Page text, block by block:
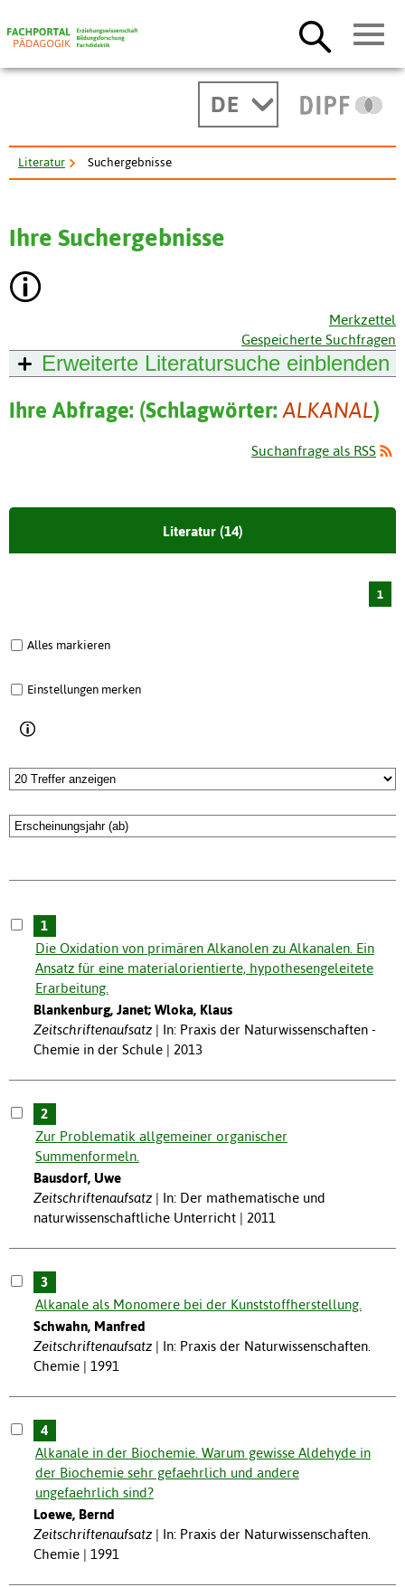
DE
Literatur Suchergebnisse
Ihre Suchergebnisse
Merkzettel
Gespeicherte Suchfragen
Erweiterte Literatursuche einblenden
Ihre Abfrage: (Schlagwörter: ALKANAL)
Suchanfrage als RSS
Literatur (14)
1
Alles markieren
Einstellungen merken
1
Die Oxidation von primären Alkanolen zu Alkanalen. Ein
Ansatz für eine materialorientierte, hypothesengeleitete
Erarbeitung.
Blankenburg, Janet; Wloka, Klaus
Zeitschriftenaufsatz
In: Praxis der Naturwissenschaften -
Chemie in der Schule | 2013
2
Zur Problematik allgemeiner organischer
Summenformeln.
Bausdorf, Uwe
Zeitschriftenaufsatz
In: Der mathematische und
naturwissenschaftliche Unterricht | 2011
3
Alkanale als Monomere bei der Kunststoffherstellung.
Schwahn, Manfred
Zeitschriftenaufsatz
In: Praxis der Naturwissenschaften.
Chemie | 1991
4
Alkanale in der Biochemie. Warum gewisse Aldehyde in
der Biochemie sehr gefaehrlich und andere
ungefaehrlich sind?
Loewe, Bernd
Zeitschriftenaufsatz
In: Praxis der Naturwissenschaften.
Chemie | 1991